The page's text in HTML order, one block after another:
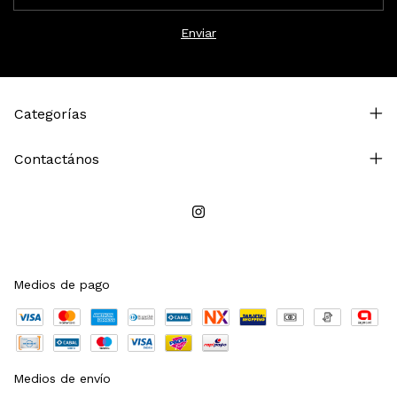
Categorías
Contactános
Medios de pago
Medios de envío